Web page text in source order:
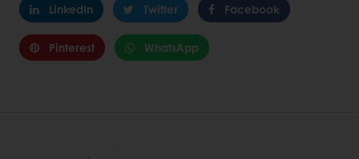
LinkedIn Twitter Facebook
Pinterest WhatsApp